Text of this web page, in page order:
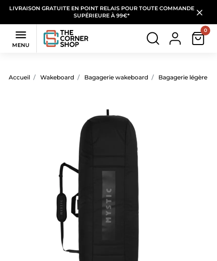
LIVRAISON GRATUITE EN POINT RELAIS POUR TOUTE COMMANDE
SUPÉRIEURE À 99€*

MENU
0
Accueil Wakeboard Bagagerie wakeboard Bagagerie légère